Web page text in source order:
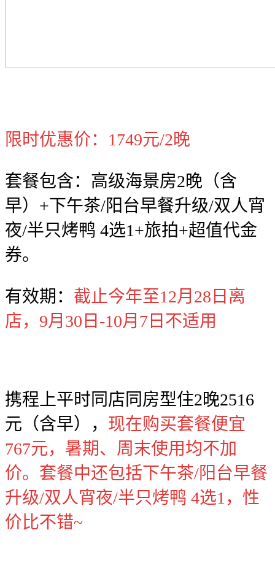
限时优惠价：1749元/2晚
套餐包含：高级海景房2晚（含
早）+下午茶/阳台早餐升级/双人宵
夜/半只烤鸭 4选1+旅拍+超值代金
券。
有效期： 截止今年至12月28日离
店，9月30日-10月7日不适用
携程上平时同店同房型住2晚2516
元（含早）， 现在购买套餐便宜
767元，暑期、周末使用均不加
价。套餐中还包括下午茶/阳台早餐
升级/双人宵夜/半只烤鸭 4选1，性
价比不错~